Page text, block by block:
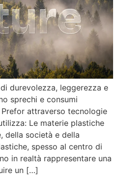
durevolezza, leggerezza e
sprechi e consumi
attraverso tecnologie
Le materie plastiche
della società e della
spesso al centro di
in realtà rappresentare una
un […]